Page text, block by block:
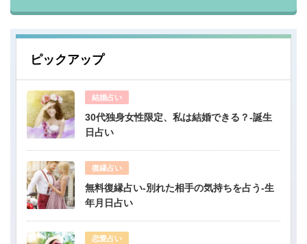
ピックアップ
結婚占い
30代独身女性限定、私は結婚できる？-誕生
日占い
復縁占い
無料復縁占い-別れた相手の気持ちを占う-生
年月日占い
恋愛占い